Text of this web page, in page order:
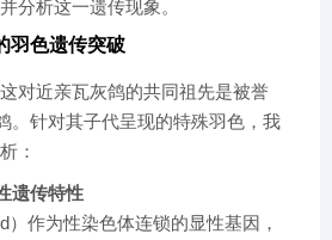
分析这一遗传现象。
羽色遗传突破
对近亲瓦灰鸽的共同祖先是被誉
。针对其子代呈现的特殊羽色，我
：
遗传特性​
）作为性染色体连锁的显性基因，